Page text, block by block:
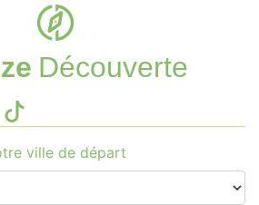
Découverte
ville de départ